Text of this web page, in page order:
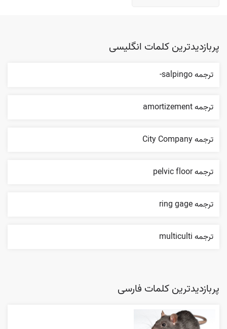
پربازدیدترین کلمات انگلیسی
ترجمه salpingo-
ترجمه amortizement
ترجمه City Company
ترجمه pelvic floor
ترجمه ring gage
ترجمه multiculti
پربازدیدترین کلمات فارسی